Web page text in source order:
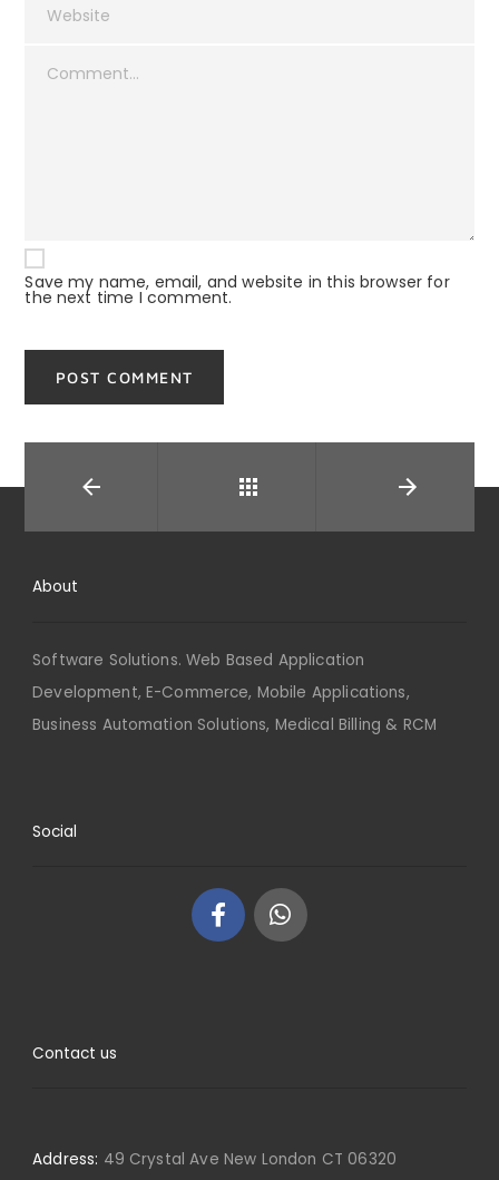
Save my name, email, and website in this browser for
the next time I comment.
About
Software Solutions. Web Based Application
Development, E-Commerce, Mobile Applications,
Business Automation Solutions, Medical Billing & RCM
Social
Contact us
Address: 49 Crystal Ave New London CT 06320